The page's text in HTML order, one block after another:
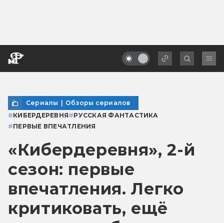
Сериалы | Обзоры сериалов
#КИБЕРДЕРЕВНЯ#РУССКАЯ ФАНТАСТИКА
#ПЕРВЫЕ ВПЕЧАТЛЕНИЯ
«Кибердеревня», 2-й
сезон: первые
впечатления. Легко
критиковать, ещё